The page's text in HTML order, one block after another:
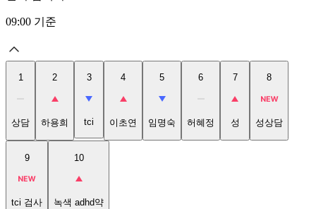
09:00 기준
1
상담
2
하용희
3
tci
4
이초연
5
임명숙
6
허혜정
7
성
8
성상담
9
tci 검사
10
녹색 adhd약